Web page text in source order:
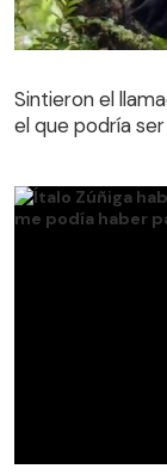
el que podría
Sintieron el
el que podría